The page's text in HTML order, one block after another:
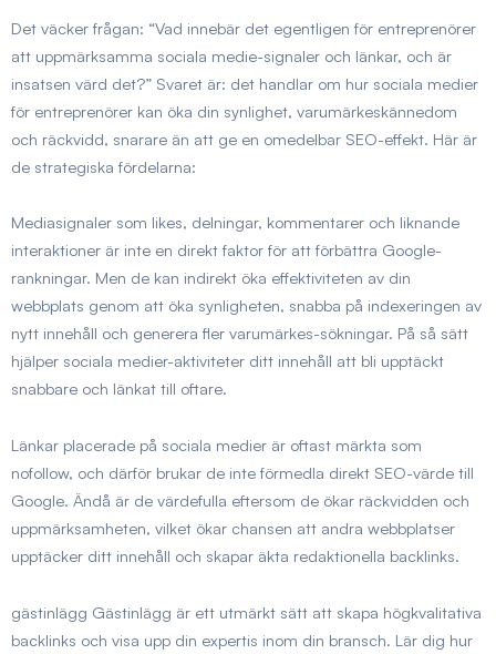
Det väcker frågan: “Vad innebär det egentligen för entreprenörer
att uppmärksamma sociala medie-signaler och länkar, och är
insatsen värd det?” Svaret är: det handlar om hur sociala medier
för entreprenörer kan öka din synlighet, varumärkeskännedom
och räckvidd, snarare än att ge en omedelbar SEO-effekt. Här är
de strategiska fördelarna:
Mediasignaler som likes, delningar, kommentarer och liknande
interaktioner är inte en direkt faktor för att förbättra Google-
rankningar. Men de kan indirekt öka effektiviteten av din
webbplats genom att öka synligheten, snabba på indexeringen av
nytt innehåll och generera fler varumärkes-sökningar. På så sätt
hjälper sociala medier-aktiviteter ditt innehåll att bli upptäckt
snabbare och länkat till oftare.
Länkar placerade på sociala medier är oftast märkta som
nofollow, och därför brukar de inte förmedla direkt SEO-värde till
Google. Ändå är de värdefulla eftersom de ökar räckvidden och
uppmärksamheten, vilket ökar chansen att andra webbplatser
upptäcker ditt innehåll och skapar äkta redaktionella backlinks.
gästinlägg Gästinlägg är ett utmärkt sätt att skapa högkvalitativa
backlinks och visa upp din expertis inom din bransch. Lär dig hur